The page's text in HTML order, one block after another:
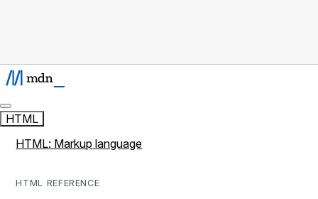
HTML
HTML: Markup language
HTML REFERENCE